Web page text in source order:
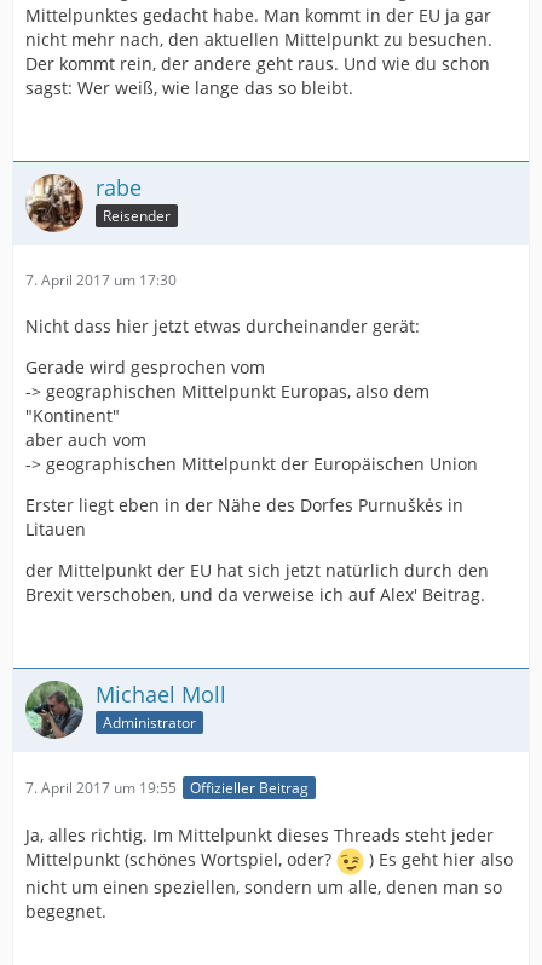
Mittelpunktes gedacht habe. Man kommt in der EU ja gar
nicht mehr nach, den aktuellen Mittelpunkt zu besuchen.
Der kommt rein, der andere geht raus. Und wie du schon
sagst: Wer weiß, wie lange das so bleibt.
rabe
Reisender
7. April 2017 um 17:30
Nicht dass hier jetzt etwas durcheinander gerät:
Gerade wird gesprochen vom
-> geographischen Mittelpunkt Europas, also dem
"Kontinent"
aber auch vom
-> geographischen Mittelpunkt der Europäischen Union
Erster liegt eben in der Nähe des Dorfes Purnuškės in
Litauen
der Mittelpunkt der EU hat sich jetzt natürlich durch den
Brexit verschoben, und da verweise ich auf Alex' Beitrag.
Michael Moll
Administrator
7. April 2017 um 19:55 Offizieller Beitrag
Ja, alles richtig. Im Mittelpunkt dieses Threads steht jeder
Mittelpunkt (schönes Wortspiel, oder?
) Es geht hier also
nicht um einen speziellen, sondern um alle, denen man so
begegnet.